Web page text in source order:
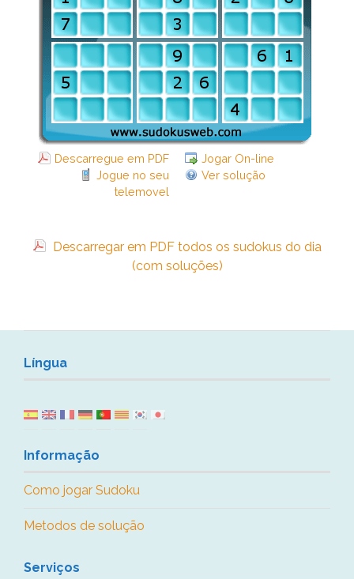
Descarregue em PDF
Jogar On-line
Jogue no seu
telemovel
Ver solução
Descarregar em PDF todos os sudokus do dia
(com soluções)
Língua
Informação
Como jogar Sudoku
Metodos de solução
Serviços